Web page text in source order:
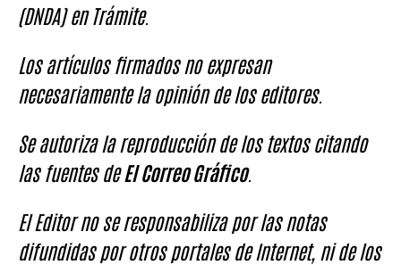
(DNDA) en Trámite.
Los artículos firmados no expresan
necesariamente la opinión de los editores.
Se autoriza la reproducción de los textos citando
las fuentes deEl Correo Gráfico.
El Editor no se responsabiliza por las notas
difundidas por otros portales de Internet, ni de los